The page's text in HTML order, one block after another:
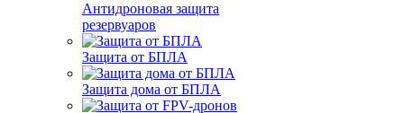
Антидроновая защита
резервуаров
Защита от БПЛА
Защита дома от БПЛА